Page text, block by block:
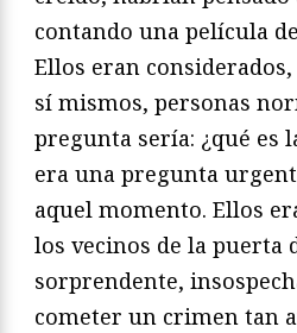
contando una película
Ellos eran
sí mismos, personas
pregunta sería: ¿qué es
era una pregunta
aquel momento. Ellos
los vecinos de la puerta
sorprendente,
cometer un crimen tan